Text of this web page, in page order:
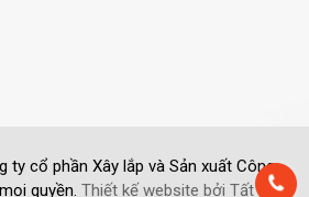
ty cổ phần Xây lắp và Sản xuất Công
quyền. Thiết kế website bởi Tất